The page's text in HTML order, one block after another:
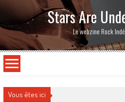
Stars Are
Le webzine Rock
Vous êtes ici